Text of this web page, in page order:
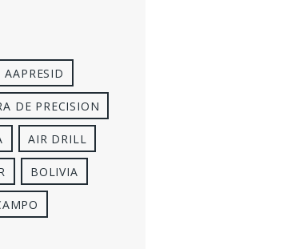
AAPRESID
DE PRECISION
AIR DRILL
BOLIVIA